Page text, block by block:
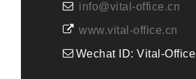
info@vital-office.cn
www.vital-office.cn
Wechat ID: Vital-Office